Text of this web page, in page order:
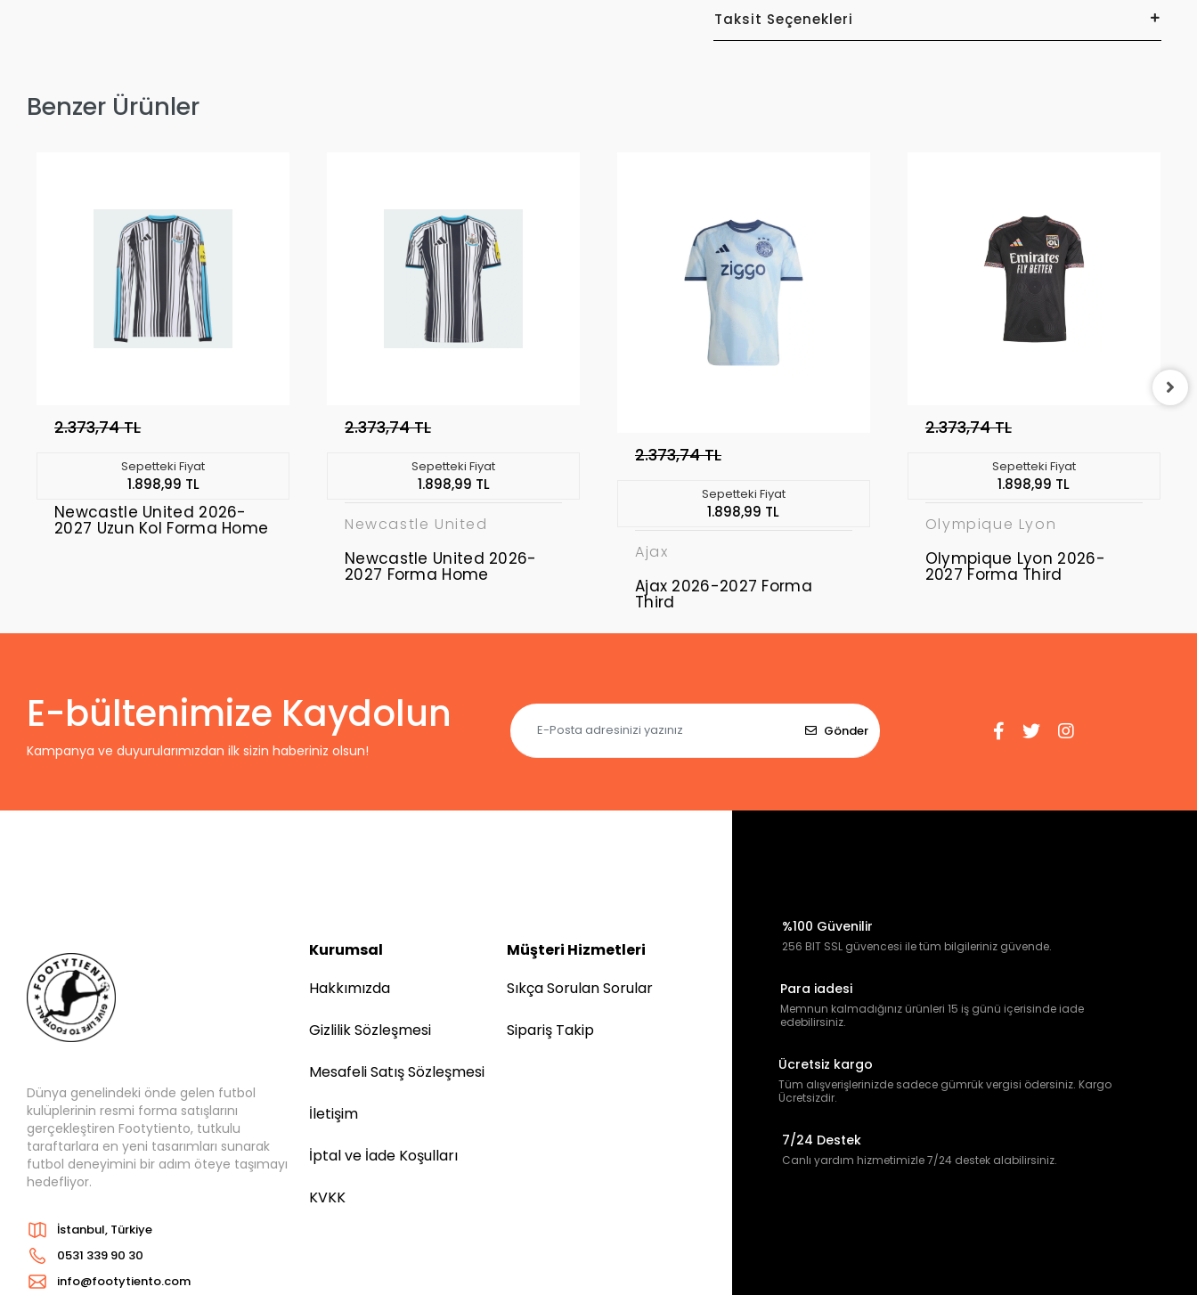
Taksit Seçenekleri
Benzer Ürünler
2.373,74 TL
Sepetteki Fiyat
1.898,99 TL
Newcastle United 2026-
2027 Uzun Kol Forma Home
2.373,74 TL
Sepetteki Fiyat
1.898,99 TL
Newcastle United
Newcastle United 2026-
2027 Forma Home
2.373,74 TL
Sepetteki Fiyat
1.898,99 TL
Ajax
Ajax 2026-2027 Forma
Third
2.373,74 TL
Sepetteki Fiyat
1.898,99 TL
Olympique Lyon
Olympique Lyon 2026-
2027 Forma Third
E-bültenimize Kaydolun
Kampanya ve duyurularımızdan ilk sizin haberiniz olsun!
Gönder
Dünya genelindeki önde gelen futbol
kulüplerinin resmi forma satışlarını
gerçekleştiren Footytiento, tutkulu
taraftarlara en yeni tasarımları sunarak
futbol deneyimini bir adım öteye taşımayı
hedefliyor.
İstanbul, Türkiye
0531 339 90 30
info@footytiento.com
Kurumsal
Hakkımızda
Gizlilik Sözleşmesi
Mesafeli Satış Sözleşmesi
İletişim
İptal ve İade Koşulları
KVKK
Müşteri Hizmetleri
Sıkça Sorulan Sorular
Sipariş Takip
%100 Güvenilir
256 BIT SSL güvencesi ile tüm bilgileriniz güvende.
Para iadesi
Memnun kalmadığınız ürünleri 15 iş günü içerisinde iade
edebilirsiniz.
Ücretsiz kargo
Tüm alışverişlerinizde sadece gümrük vergisi ödersiniz. Kargo
Ücretsizdir.
7/24 Destek
Canlı yardım hizmetimizle 7/24 destek alabilirsiniz.